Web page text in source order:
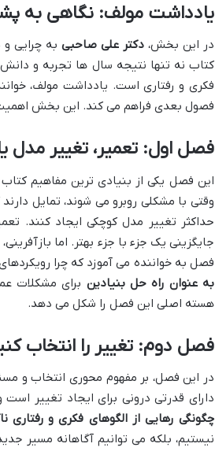
یادداشت مولف: نگاهی به
در این بخش، دکتر علی صاحبیبه چرایی و
کتاب نه تنها نتیجه سال ها تجربه و دانش
فکری و رفتاری است. یادداشت مولف،
فصول بعدی فراهم می کند. این بخش
فصل اول: تعمیر، تغییر مدل
این فصل یکی از بنیادی ترین مفاهیم کتاب
وقتی با مشکلی روبرو می شوند، تمایل
حداکثر تغییر مدل کوچکی ایجاد کنند.
جایگزینی یک جزء با جزء بهتر. اما
فصل به خواننده می آموزد که چرا
به عنوان راه حل بنیادین برای مشکلات
هسته اصلی این فصل را شکل می دهد.
فصل دوم: تغییر را انتخاب
در این فصل، بر مفهوم محوری انتخاب و
دارای قدرتی درونی برای ایجاد تغییر
چگونگی رهایی از الگوهای فکری و رفتاری
نیستیم، بلکه می توانیم آگاهانه مسیر